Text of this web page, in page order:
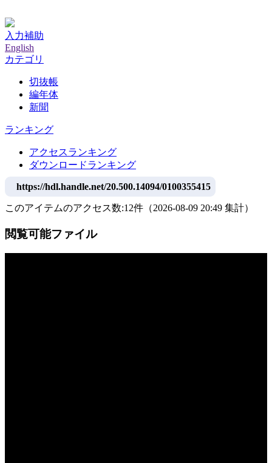
入力補助
English
カテゴリ
切抜帳
編年体
新聞
ランキング
アクセスランキング
ダウンロードランキング
https://hdl.handle.net/20.500.14094/0100355415
このアイテムのアクセス数:12件 （2026-08-09 20:49 集計）
閲覧可能ファイル